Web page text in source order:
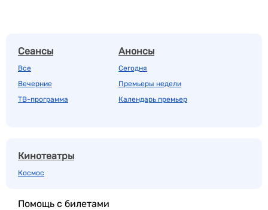
Сеансы
Все
Вечерние
ТВ-программа
Анонсы
Сегодня
Премьеры недели
Календарь премьер
Кинотеатры
Космос
Помощь с билетами